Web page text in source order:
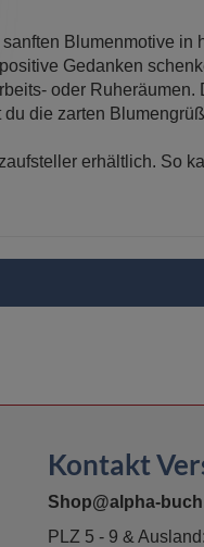
Blumenmotive in
Gedanken
oder Ruheräumen.
die zarten
erhältlich. So
Kontakt
Shop@alpha-
PLZ 5 - 9 & Ausland: